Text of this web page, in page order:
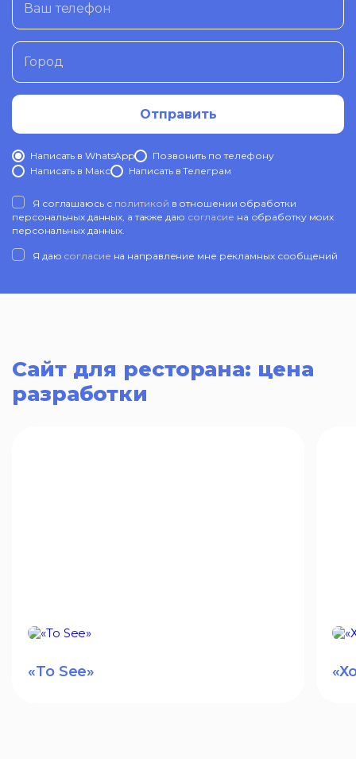
Ваш телефон
Город
Отправить
Написать в WhatsApp
Позвонить по телефону
Написать в Mакс
Написать в Телеграм
Я соглашаюсь с политикой в отношении обработки
персональных данных, а также даю согласие на обработку моих
персональных данных.
Я даю согласие на направление мне рекламных сообщений
Сайт для ресторана: цена
разработки
«To See»